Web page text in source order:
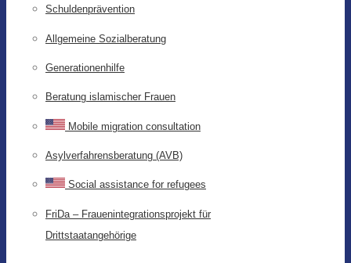
Schuldenprävention
Allgemeine Sozialberatung
Generationenhilfe
Beratung islamischer Frauen
Mobile migration consultation
Asylverfahrensberatung (AVB)
Social assistance for refugees
FriDa – Frauenintegrationsprojekt für
Drittstaatangehörige